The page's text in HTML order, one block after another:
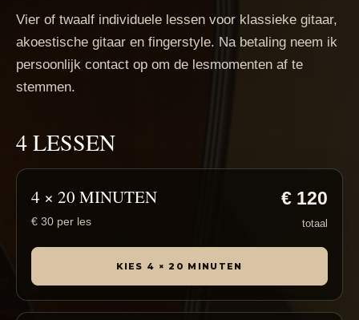
Vier of twaalf individuele lessen voor klassieke gitaar,
akoestische gitaar en fingerstyle. Na betaling neem ik
persoonlijk contact op om de lesmomenten af te
stemmen.
4 LESSEN
4 × 20 MINUTEN
€ 30 per les
€ 120
totaal
KIES 4 × 20 MINUTEN